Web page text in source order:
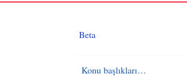
Beta
Konu başlıkları…